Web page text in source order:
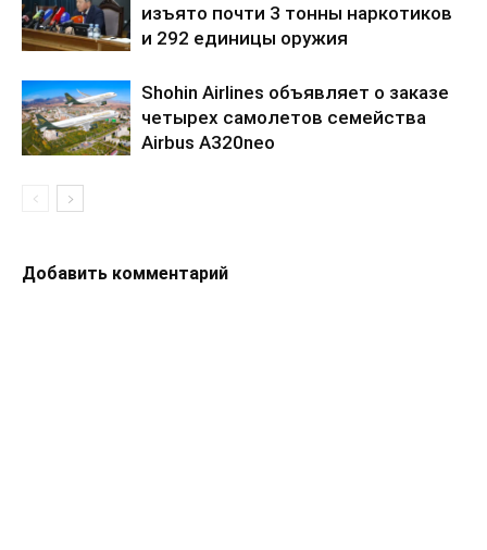
изъято почти 3 тонны наркотиков
и 292 единицы оружия
Shohin Airlines объявляет о заказе
четырех самолетов семейства
Airbus A320neo
Добавить комментарий